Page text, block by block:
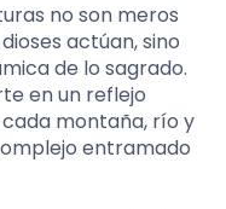
no son meros
actúan, sino
de lo sagrado.
en un reflejo
montaña, río y
entramado